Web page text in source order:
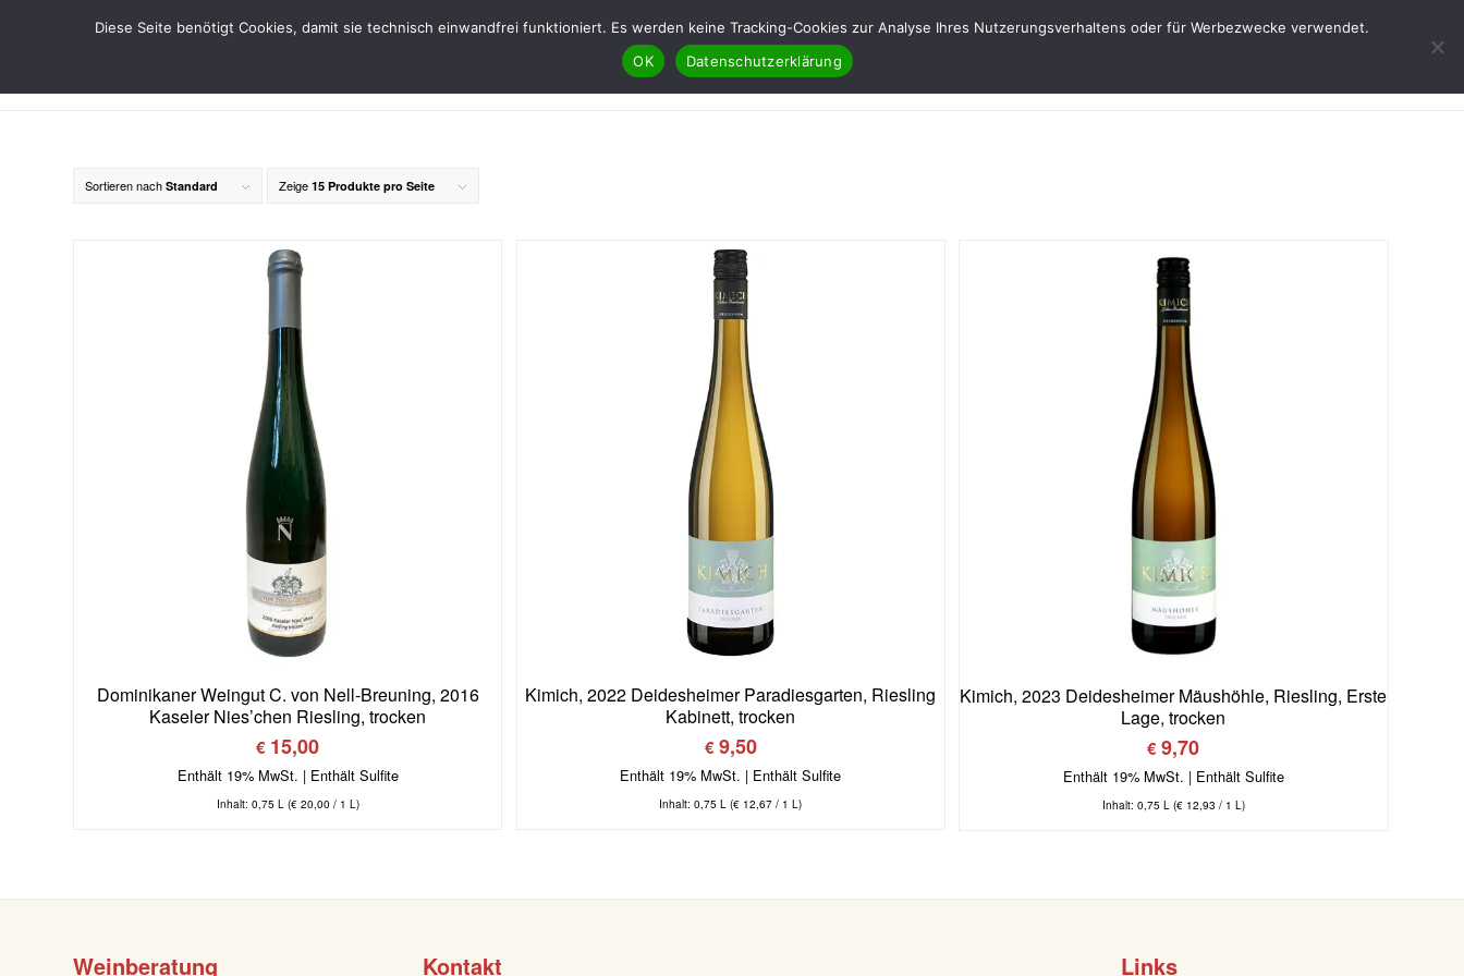
Sortieren nach Standard Zeige 15 Produkte pro Seite
Dominikaner Weingut C. von Nell-Breuning, 2016
Kaseler Nies’chen Riesling, trocken
€ 15,00
Enthält 19% MwSt.
Inhalt: 0,75 L (€20,00 / 1 L)
Kimich, 2022 Deidesheimer Paradiesgarten, Riesling
Kabinett, trocken
€9,50
Enthält 19% MwSt.
Inhalt: 0,75 L (€ 12,67 / 1 L)
Kimich, 2023 Deidesheimer Mäushöhle, Riesling, Erste
Lage, trocken
€ 9,70
Enthält 19% MwSt.
Inhalt: 0,75 L (€12,93 / 1 L)
Weinberatung Kontakt Links
Diese Seite benötigt Cookies, damit sie technisch einwandfrei funktioniert. Es werden keine Tracking-Cookies zur Analyse Ihres Nutzerungsverhaltens oder für Werbezwecke verwendet.
OK
Datenschutzerklärung